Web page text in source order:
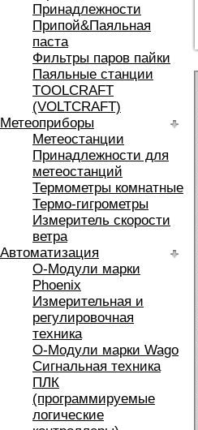
Принадлежности
Припой&Паяльная
паста
Фильтры паров пайки
Паяльные станции
TOOLCRAFT
(VOLTCRAFT)
Метеоприборы
Метеостанции
Принадлежности для
метеостанций
Термометры комнатные
Термо-гигрометры
Измеритель скорости
ветра
Автоматизация
O-Модули марки
Phoenix
Измерительная и
регулировочная
техника
O-Модули марки Wago
Сигнальная техника
ПЛК
(программируемые
логические